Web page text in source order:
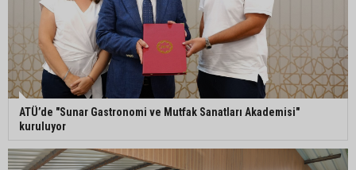
ATÜ’de "Sunar Gastronomi ve Mutfak Sanatları Akademisi"
kuruluyor